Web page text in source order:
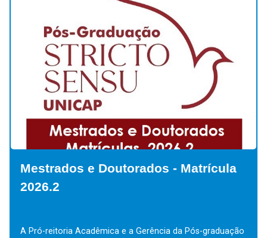
Mestrados e Doutorados - Matrícula
2026.2
A Pró-reitoria Acadêmica e a Gerência da Pós-graduação